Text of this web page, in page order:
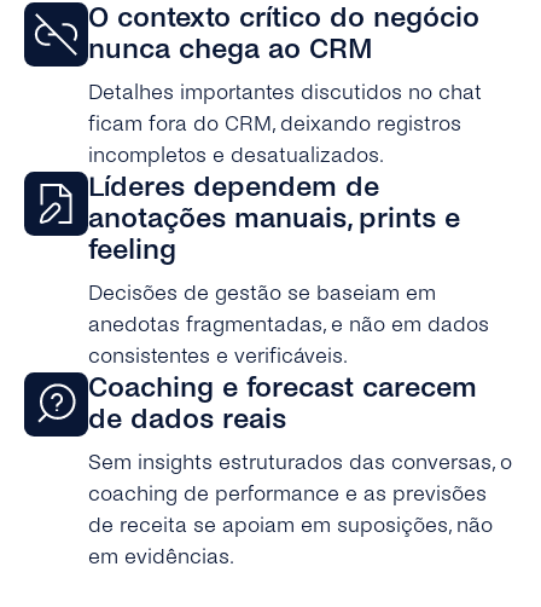
O contexto crítico do negócio
nunca chega ao CRM
Detalhes importantes discutidos no chat
ficam fora do CRM, deixando registros
incompletos e desatualizados.
Líderes dependem de
anotações manuais, prints e
feeling
Decisões de gestão se baseiam em
anedotas fragmentadas, e não em dados
consistentes e verificáveis.
Coaching e forecast carecem
de dados reais
Sem insights estruturados das conversas, o
coaching de performance e as previsões
de receita se apoiam em suposições, não
em evidências.